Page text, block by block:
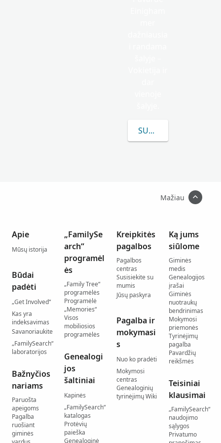
SUŽINOKITE
Mažiau
Apie
Mūsų istorija
Būdai
padėti
„Get Involved“
Kas yra
indeksavimas
Savanoriaukite
„FamilySearch“
laboratorijos
Bažnyčios
nariams
Paruošta
apeigoms
Pagalba
ruošiant
giminės
„FamilySe
arch“
programėl
ės
„Family Tree“
programėlės
Programėlė
„Memories“
Visos
mobiliosios
programėlės
Genealogi
jos
šaltiniai
Kapinės
„FamilySearch“
katalogas
Protėvių
paieška
Genealoginė
Kreipkitės
pagalbos
Pagalbos
centras
Susisiekite su
mumis
Jūsų paskyra
Pagalba ir
mokymasi
s
Nuo ko pradėti
Mokymosi
centras
Genealoginių
tyrinėjimų Wiki
Ką jums
siūlome
Giminės
medis
Genealogijos
įrašai
Giminės
nuotraukų
bendrinimas
Mokymosi
priemonės
Tyrinėjimų
pagalba
Pavardžių
reikšmės
Teisiniai
klausimai
„FamilySearch“
naudojimo
sąlygos
Privatumo